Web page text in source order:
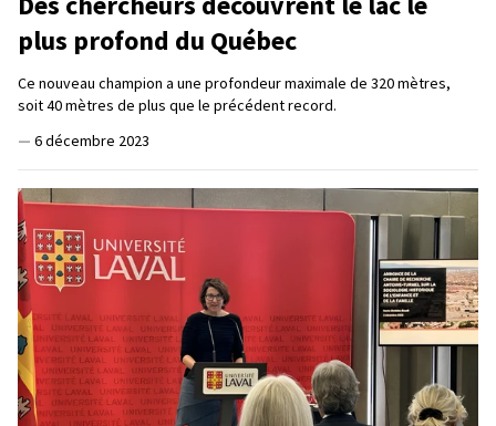
plus profond du Québec
Ce nouveau champion a une profondeur maximale de 320 mètres,
soit 40 mètres de plus que le précédent record.
— 6 décembre 2023